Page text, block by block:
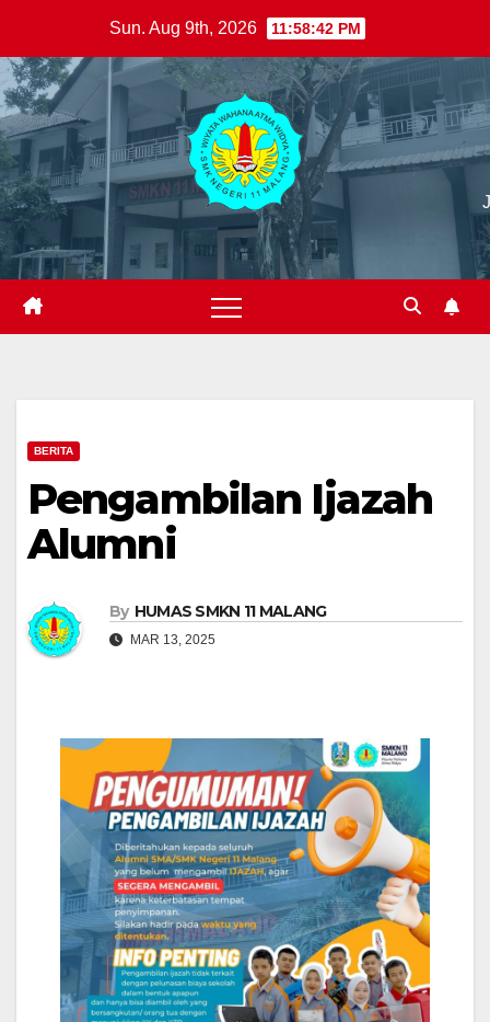
content
Sun. Aug 9th, 2026 11:58:43 PM
BERITA
Pengambilan Ijazah
Alumni
By HUMAS SMKN 11 MALANG
MAR 13, 2025